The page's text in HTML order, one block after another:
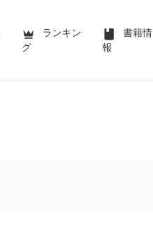
ランキン
グ
書籍情
報